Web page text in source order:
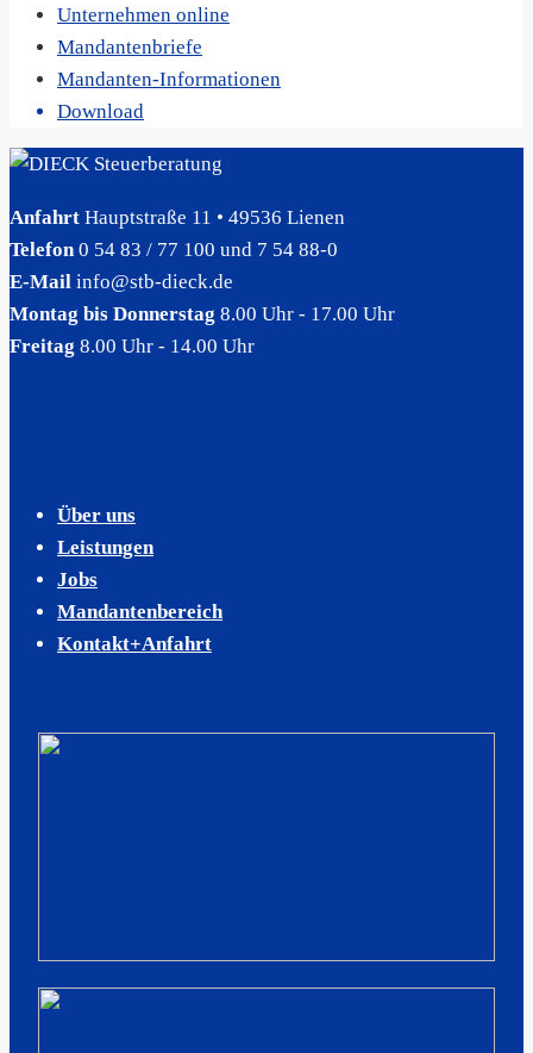
Unternehmen online
Mandantenbriefe
Mandanten-Informationen
Download
Anfahrt Hauptstraße 11 • 49536 Lienen
Telefon 0 54 83 / 77 100 und 7 54 88-0
E-Mail info@stb-dieck.de
Montag bis Donnerstag 8.00 Uhr - 17.00 Uhr
Freitag 8.00 Uhr - 14.00 Uhr
Über uns
Leistungen
Jobs
Mandantenbereich
Kontakt+Anfahrt